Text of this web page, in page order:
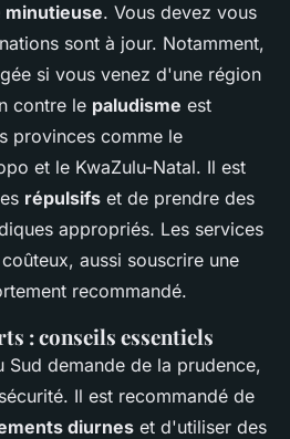
minutieuse. Vous devez vous
sont à jour. Notamment,
si vous venez d'une région
contre le paludisme est
provinces comme le
et le KwaZulu-Natal. Il est
répulsifs et de prendre des
appropriés. Les services
aussi souscrire une
recommandé.
: conseils essentiels
Sud demande de la prudence,
Il est recommandé de
diurnes et d'utiliser des